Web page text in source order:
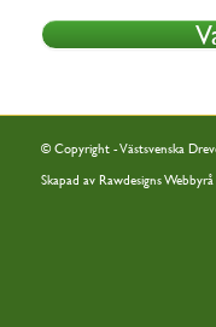
© Copyright - Västsvenska
Skapad av Rawdesigns Webbyrå